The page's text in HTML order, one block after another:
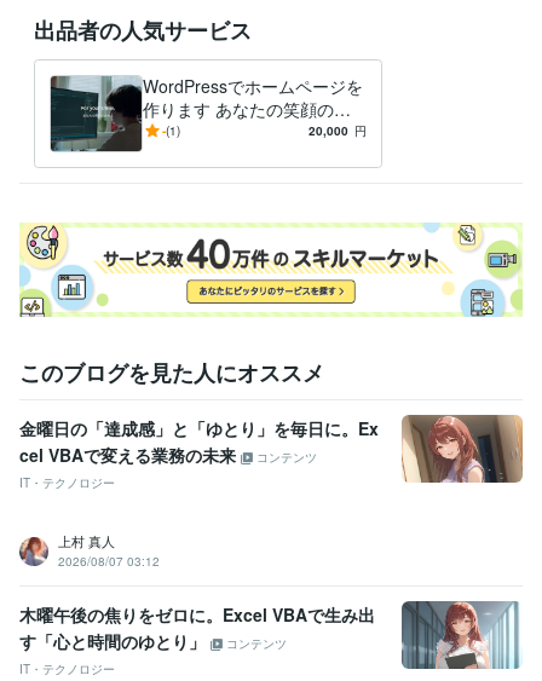
神奈川県⽴翠嵐⾼校 2002年3月 ~ 2005年2月
⻘⼭学院⼤学 2006年3月 ~ 2010年2月
⻘⼭学院⼤学院 2010年3月 ~ 2012年2月
出品者の人気サービス
WordPressでホームページを
作ります あなたの笑顔のた
めに。想いを、成果に。
-(1) 20,000 円
このブログを見た人にオススメ
金曜日の「達成感」と「ゆとり」を毎日に。Ex
cel VBAで変える業務の未来
コンテンツ
IT・テクノロジー
上村 真人
2026/08/07 03:12
木曜午後の焦りをゼロに。Excel VBAで生み出
す「心と時間のゆとり」
コンテンツ
IT・テクノロジー